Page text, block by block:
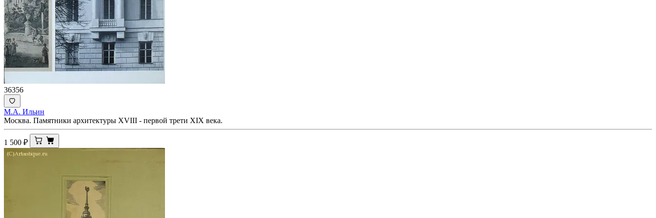
36356
М.А. Ильин
Москва. Памятники архитектуры XVIII - первой трети XIX века.
1 500 ₽